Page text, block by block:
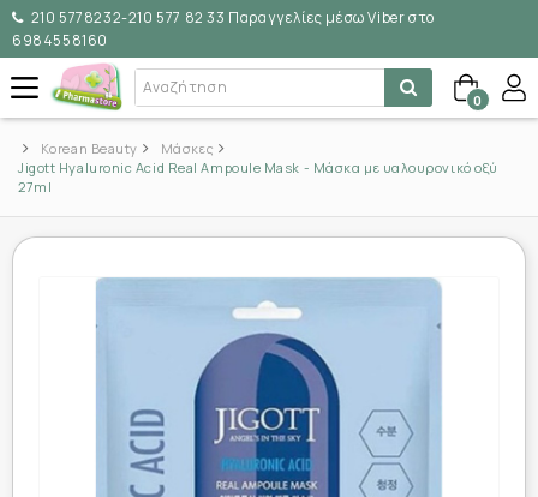
210 5778232-210 577 82 33 Παραγγελίες μέσω Viber στο
6984558160
0
Korean Beauty
Μάσκες
Jigott Hyaluronic Acid Real Ampoule Mask - Μάσκα με υαλουρονικό οξύ
27ml